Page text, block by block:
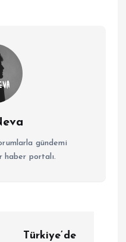
gündemi
haber portalı.
Türkiye’de